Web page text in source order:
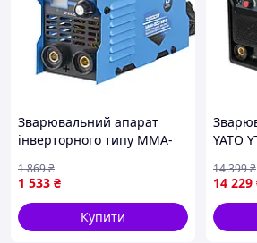
Зварювальний апарат
інверторного типу MMA-
300 А, діаметр електрода
1.6-4мм, вага 2кг
1 533 ₴
1 869₴
Купити
YATO
14 229
14 399₴